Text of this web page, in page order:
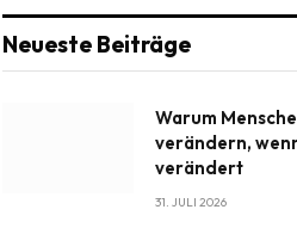
Neueste Beiträge
Warum
verändern,
verändert
31. JULI 2026